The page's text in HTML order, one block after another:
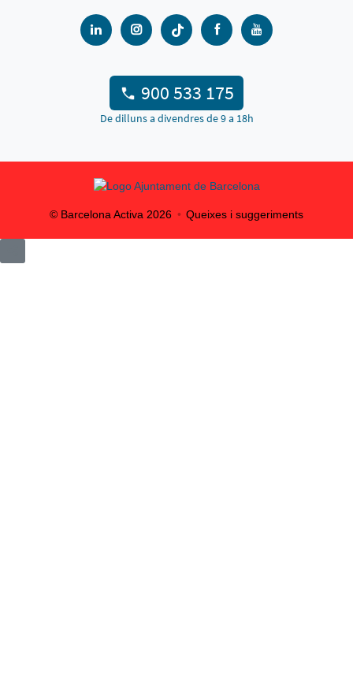
900 533 175
De dilluns a divendres de 9 a 18h
© Barcelona Activa 2026 Queixes i suggeriments